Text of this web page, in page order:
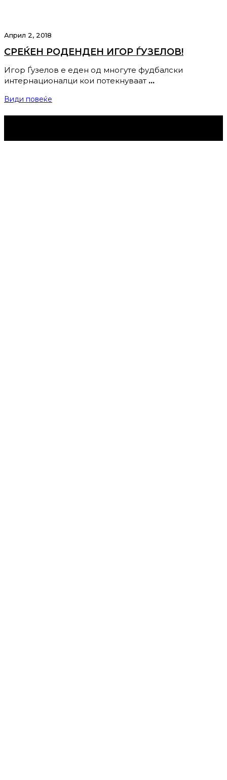
Април 2, 2018
СРЕЌЕН РОДЕНДЕН ИГОР ЃУЗЕЛОВ!
Игор Ѓузелов е еден од многуте фудбалски
интернационалци кои потекнуваат …
Види повеќе